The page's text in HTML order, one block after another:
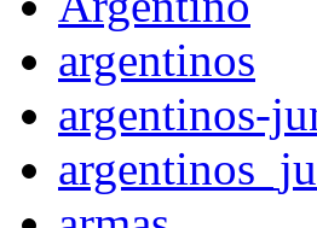
argentinos
argentinos-